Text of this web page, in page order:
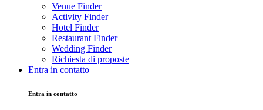
Venue Finder
Activity Finder
Hotel Finder
Restaurant Finder
Wedding Finder
Richiesta di proposte
Entra in contatto
Entra in contatto